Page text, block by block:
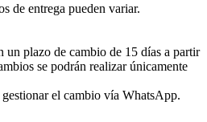
de entrega pueden variar.
un plazo de cambio de 15 días a partir
se podrán realizar únicamente
gestionar el cambio vía WhatsApp.